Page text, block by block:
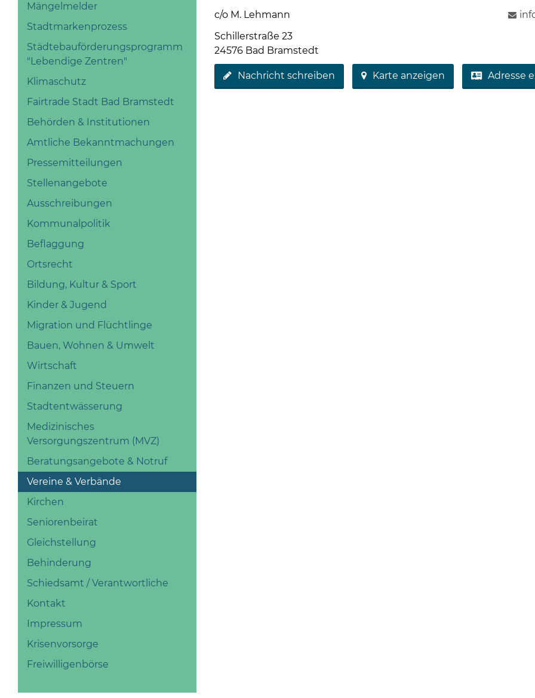
Mängelmelder
Stadtmarkenprozess
Städtebauförderungsprogramm
"Lebendige Zentren"
Klimaschutz
Fairtrade Stadt Bad Bramstedt
Behörden & Institutionen
Amtliche Bekanntmachungen
Pressemitteilungen
Stellenangebote
Ausschreibungen
Kommunalpolitik
Beflaggung
Ortsrecht
Bildung, Kultur & Sport
Kinder & Jugend
Migration und Flüchtlinge
Bauen, Wohnen & Umwelt
Wirtschaft
Finanzen und Steuern
Stadtentwässerung
Medizinisches
Versorgungszentrum (MVZ)
Beratungsangebote & Notruf
Vereine & Verbände
Kirchen
Seniorenbeirat
Gleichstellung
Behinderung
Schiedsamt / Verantwortliche
Kontakt
Impressum
Krisenvorsorge
Freiwilligenbörse
c/o M. Lehmann
Schillerstraße 23
24576 Bad Bramstedt
Nachricht schreiben Karte anzeigen Adresse